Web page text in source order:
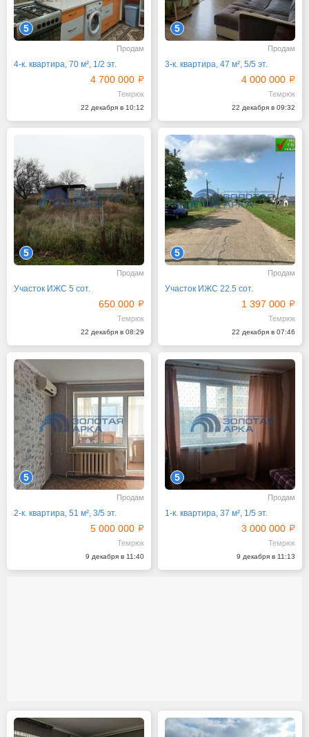
5
Продам
4-к. квартира, 70 м², 1/2 эт.
4 700 000
Темрюк
22 декабря в 10:12
5
Продам
3-к. квартира, 47 м², 5/5 эт.
4 000 000
Темрюк
22 декабря в 09:32
5
Продам
Участок ИЖС 5 сот.
650 000
Темрюк
22 декабря в 08:29
5
Продам
Участок ИЖС 22.5 сот.
1 397 000
Темрюк
22 декабря в 07:46
5
Продам
2-к. квартира, 51 м², 3/5 эт.
5 000 000
Темрюк
9 декабря в 11:40
5
Продам
1-к. квартира, 37 м², 1/5 эт.
3 000 000
Темрюк
9 декабря в 11:13